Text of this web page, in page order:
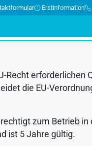
Erstinformation
Recht
die EU-
zum Betrieb
ist 5 Jahre gültig.